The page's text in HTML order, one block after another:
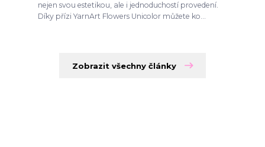
nejen svou estetikou, ale i jednoduchostí provedení.
Díky přízi YarnArt Flowers Unicolor můžete ko...
Zobrazit všechny články